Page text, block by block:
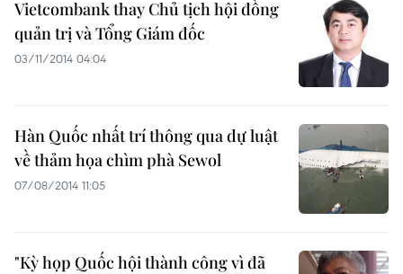
Vietcombank thay Chủ tịch hội đồng
quản trị và Tổng Giám đốc
03/11/2014 04:04
Hàn Quốc nhất trí thông qua dự luật
về thảm họa chìm phà Sewol
07/08/2014 11:05
"Kỳ họp Quốc hội thành công vì đã